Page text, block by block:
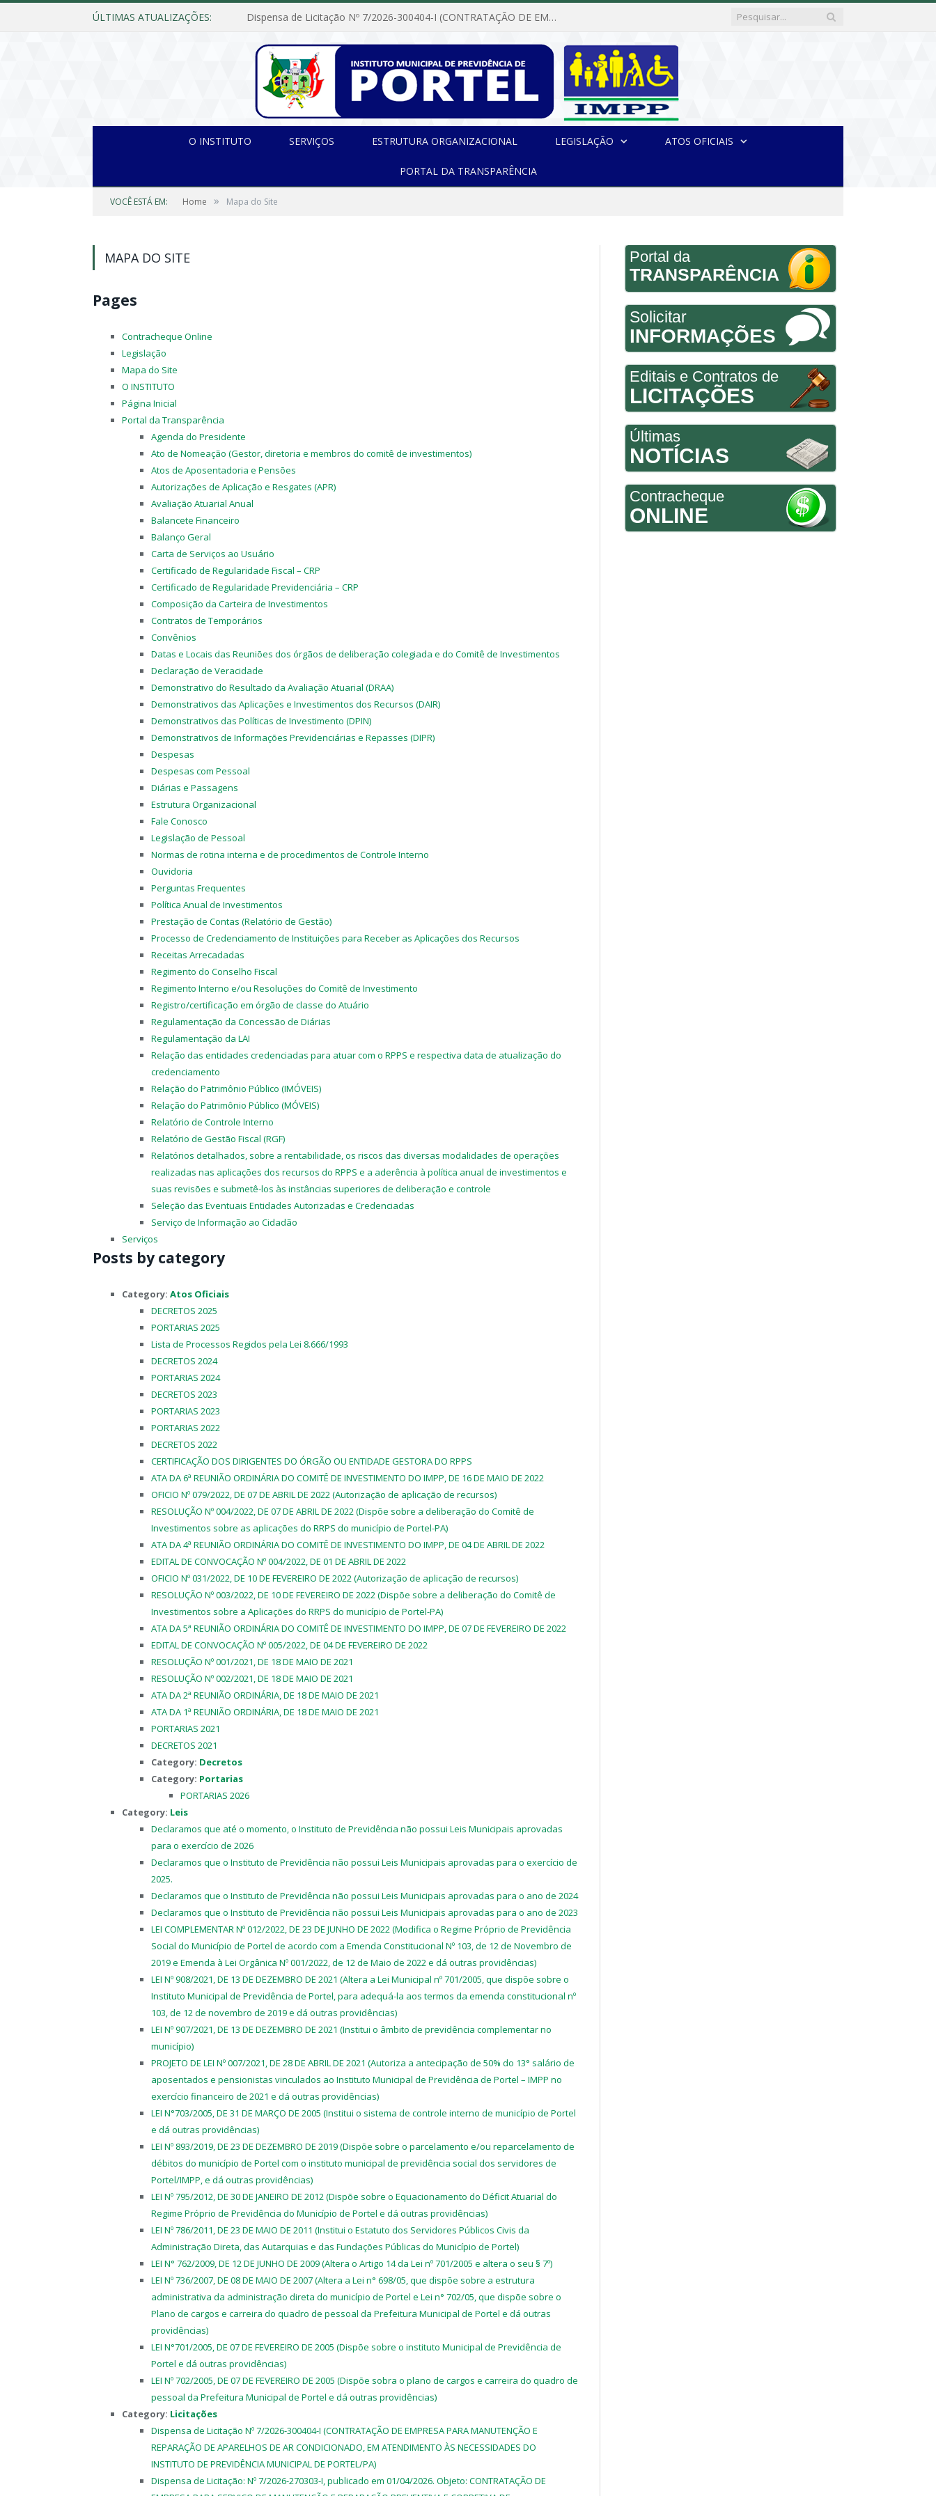
ÚLTIMAS ATUALIZAÇÕES: Dispensa de Licitação Nº 7/2026-300404-I (CONTRATAÇÃO DE EMPRESA PARA MANUTENÇÃO E REPARAÇÃO DE APARELHOS DE AR CONDICIONADO, EM ATENDIMENTO ÀS NECESSIDADES DO INSTITUTO DE PREVIDÊNCIA MUNICIPAL DE PORTEL/PA)
O INSTITUTO SERVIÇOS ESTRUTURA ORGANIZACIONAL LEGISLAÇÃO ATOS OFICIAIS
PORTAL DA TRANSPARÊNCIA
VOCÊ ESTÁ EM: Home » Mapa do Site
MAPA DO SITE
Pages
Contracheque Online
Legislação
Mapa do Site
O INSTITUTO
Página Inicial
Portal da Transparência
Agenda do Presidente
Ato de Nomeação (Gestor, diretoria e membros do comitê de investimentos)
Atos de Aposentadoria e Pensões
Autorizações de Aplicação e Resgates (APR)
Avaliação Atuarial Anual
Balancete Financeiro
Balanço Geral
Carta de Serviços ao Usuário
Certificado de Regularidade Fiscal – CRP
Certificado de Regularidade Previdenciária – CRP
Composição da Carteira de Investimentos
Contratos de Temporários
Convênios
Datas e Locais das Reuniões dos órgãos de deliberação colegiada e do Comitê de Investimentos
Declaração de Veracidade
Demonstrativo do Resultado da Avaliação Atuarial (DRAA)
Demonstrativos das Aplicações e Investimentos dos Recursos (DAIR)
Demonstrativos das Políticas de Investimento (DPIN)
Demonstrativos de Informações Previdenciárias e Repasses (DIPR)
Despesas
Despesas com Pessoal
Diárias e Passagens
Estrutura Organizacional
Fale Conosco
Legislação de Pessoal
Normas de rotina interna e de procedimentos de Controle Interno
Ouvidoria
Perguntas Frequentes
Política Anual de Investimentos
Prestação de Contas (Relatório de Gestão)
Processo de Credenciamento de Instituições para Receber as Aplicações dos Recursos
Receitas Arrecadadas
Regimento do Conselho Fiscal
Regimento Interno e/ou Resoluções do Comitê de Investimento
Registro/certificação em órgão de classe do Atuário
Regulamentação da Concessão de Diárias
Regulamentação da LAI
Relação das entidades credenciadas para atuar com o RPPS e respectiva data de atualização do
credenciamento
Relação do Patrimônio Público (IMÓVEIS)
Relação do Patrimônio Público (MÓVEIS)
Relatório de Controle Interno
Relatório de Gestão Fiscal (RGF)
Relatórios detalhados, sobre a rentabilidade, os riscos das diversas modalidades de operações
realizadas nas aplicações dos recursos do RPPS e a aderência à política anual de investimentos e
suas revisões e submetê-los às instâncias superiores de deliberação e controle
Seleção das Eventuais Entidades Autorizadas e Credenciadas
Serviço de Informação ao Cidadão
Serviços
Posts by category
Category: Atos Oficiais
DECRETOS 2025
PORTARIAS 2025
Lista de Processos Regidos pela Lei 8.666/1993
DECRETOS 2024
PORTARIAS 2024
DECRETOS 2023
PORTARIAS 2023
PORTARIAS 2022
DECRETOS 2022
CERTIFICAÇÃO DOS DIRIGENTES DO ÓRGÃO OU ENTIDADE GESTORA DO RPPS
ATA DA 6ª REUNIÃO ORDINÁRIA DO COMITÊ DE INVESTIMENTO DO IMPP, DE 16 DE MAIO DE 2022
OFICIO Nº 079/2022, DE 07 DE ABRIL DE 2022 (Autorização de aplicação de recursos)
RESOLUÇÃO Nº 004/2022, DE 07 DE ABRIL DE 2022 (Dispõe sobre a deliberação do Comitê de
Investimentos sobre as aplicações do RRPS do município de Portel-PA)
ATA DA 4ª REUNIÃO ORDINÁRIA DO COMITÊ DE INVESTIMENTO DO IMPP, DE 04 DE ABRIL DE 2022
EDITAL DE CONVOCAÇÃO Nº 004/2022, DE 01 DE ABRIL DE 2022
OFICIO Nº 031/2022, DE 10 DE FEVEREIRO DE 2022 (Autorização de aplicação de recursos)
RESOLUÇÃO Nº 003/2022, DE 10 DE FEVEREIRO DE 2022 (Dispõe sobre a deliberação do Comitê de
Investimentos sobre a Aplicações do RRPS do município de Portel-PA)
ATA DA 5ª REUNIÃO ORDINÁRIA DO COMITÊ DE INVESTIMENTO DO IMPP, DE 07 DE FEVEREIRO DE 2022
EDITAL DE CONVOCAÇÃO Nº 005/2022, DE 04 DE FEVEREIRO DE 2022
RESOLUÇÃO Nº 001/2021, DE 18 DE MAIO DE 2021
RESOLUÇÃO Nº 002/2021, DE 18 DE MAIO DE 2021
ATA DA 2ª REUNIÃO ORDINÁRIA, DE 18 DE MAIO DE 2021
ATA DA 1ª REUNIÃO ORDINÁRIA, DE 18 DE MAIO DE 2021
PORTARIAS 2021
DECRETOS 2021
Category: Decretos
Category: Portarias
PORTARIAS 2026
Category: Leis
Declaramos que até o momento, o Instituto de Previdência não possui Leis Municipais aprovadas
para o exercício de 2026
Declaramos que o Instituto de Previdência não possui Leis Municipais aprovadas para o exercício de
2025.
Declaramos que o Instituto de Previdência não possui Leis Municipais aprovadas para o ano de 2024
Declaramos que o Instituto de Previdência não possui Leis Municipais aprovadas para o ano de 2023
LEI COMPLEMENTAR Nº 012/2022, DE 23 DE JUNHO DE 2022 (Modifica o Regime Próprio de Previdência
Social do Município de Portel de acordo com a Emenda Constitucional Nº 103, de 12 de Novembro de
2019 e Emenda à Lei Orgânica Nº 001/2022, de 12 de Maio de 2022 e dá outras providências)
LEI Nº 908/2021, DE 13 DE DEZEMBRO DE 2021 (Altera a Lei Municipal nº 701/2005, que dispõe sobre o
Instituto Municipal de Previdência de Portel, para adequá-la aos termos da emenda constitucional nº
103, de 12 de novembro de 2019 e dá outras providências)
LEI Nº 907/2021, DE 13 DE DEZEMBRO DE 2021 (Institui o âmbito de previdência complementar no
município)
PROJETO DE LEI Nº 007/2021, DE 28 DE ABRIL DE 2021 (Autoriza a antecipação de 50% do 13° salário de
aposentados e pensionistas vinculados ao Instituto Municipal de Previdência de Portel – IMPP no
exercício financeiro de 2021 e dá outras providências)
LEI N°703/2005, DE 31 DE MARÇO DE 2005 (Institui o sistema de controle interno de município de Portel
e dá outras providências)
LEI Nº 893/2019, DE 23 DE DEZEMBRO DE 2019 (Dispõe sobre o parcelamento e/ou reparcelamento de
débitos do município de Portel com o instituto municipal de previdência social dos servidores de
Portel/IMPP, e dá outras providências)
LEI Nº 795/2012, DE 30 DE JANEIRO DE 2012 (Dispõe sobre o Equacionamento do Déficit Atuarial do
Regime Próprio de Previdência do Município de Portel e dá outras providências)
LEI Nº 786/2011, DE 23 DE MAIO DE 2011 (Institui o Estatuto dos Servidores Públicos Civis da
Administração Direta, das Autarquias e das Fundações Públicas do Município de Portel)
LEI N° 762/2009, DE 12 DE JUNHO DE 2009 (Altera o Artigo 14 da Lei nº 701/2005 e altera o seu § 7º)
LEI Nº 736/2007, DE 08 DE MAIO DE 2007 (Altera a Lei n° 698/05, que dispõe sobre a estrutura
administrativa da administração direta do município de Portel e Lei n° 702/05, que dispõe sobre o
Plano de cargos e carreira do quadro de pessoal da Prefeitura Municipal de Portel e dá outras
providências)
LEI N°701/2005, DE 07 DE FEVEREIRO DE 2005 (Dispõe sobre o instituto Municipal de Previdência de
Portel e dá outras providências)
LEI Nº 702/2005, DE 07 DE FEVEREIRO DE 2005 (Dispõe sobra o plano de cargos e carreira do quadro de
pessoal da Prefeitura Municipal de Portel e dá outras providências)
Category: Licitações
Dispensa de Licitação Nº 7/2026-300404-I (CONTRATAÇÃO DE EMPRESA PARA MANUTENÇÃO E
REPARAÇÃO DE APARELHOS DE AR CONDICIONADO, EM ATENDIMENTO ÀS NECESSIDADES DO
INSTITUTO DE PREVIDÊNCIA MUNICIPAL DE PORTEL/PA)
Dispensa de Licitação: Nº 7/2026-270303-I, publicado em 01/04/2026. Objeto: CONTRATAÇÃO DE
Portal da
TRANSPARÊNCIA
Solicitar
INFORMAÇÕES
Editais e Contratos de
LICITAÇÕES
Últimas
NOTÍCIAS
Contracheque
ONLINE